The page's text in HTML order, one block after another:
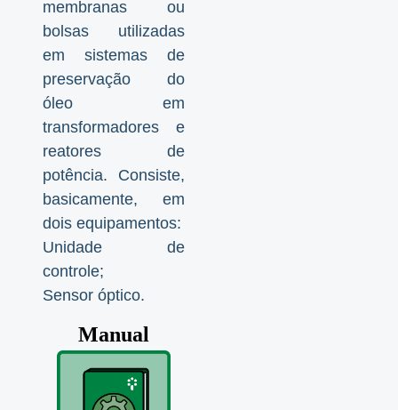
membranas ou
bolsas utilizadas
em sistemas de
preservação do
óleo em
transformadores e
reatores de
potência. Consiste,
basicamente, em
dois equipamentos:
Unidade de
controle;
Sensor óptico.
Manual